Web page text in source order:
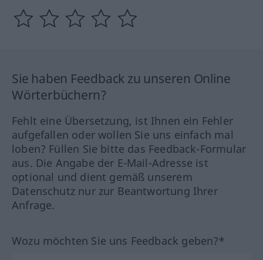
Sie haben Feedback zu unseren Online
Wörterbüchern?
Fehlt eine Übersetzung, ist Ihnen ein Fehler
aufgefallen oder wollen Sie uns einfach mal
loben? Füllen Sie bitte das Feedback-Formular
aus. Die Angabe der E-Mail-Adresse ist
optional und dient gemäß unserem
Datenschutz nur zur Beantwortung Ihrer
Anfrage.
Wozu möchten Sie uns Feedback geben?*